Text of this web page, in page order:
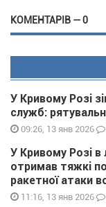
КОМЕНТАРІВ — 0
У Кривому Розі
служб:
09:26, 13 янв 2026
У Кривому Розі в
отримав тяжкі
ракетної атаки
11:16, 13 янв 2026